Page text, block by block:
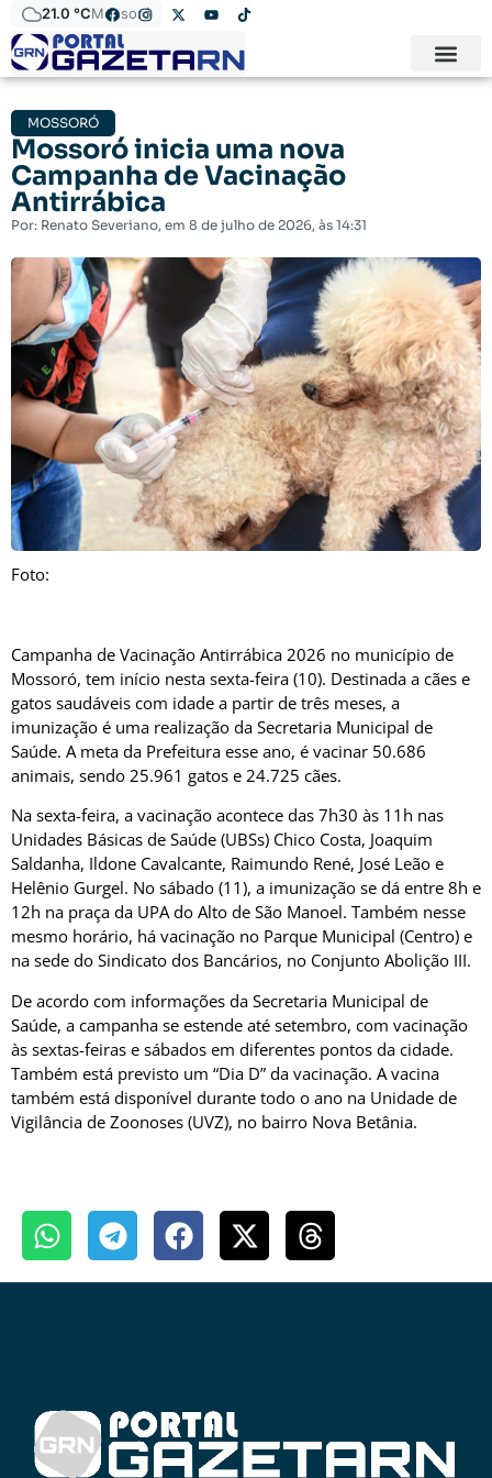
21.0 °CMossoró
MOSSORÓ
Mossoró inicia uma nova
Campanha de Vacinação
Antirrábica
Por: Renato Severiano, em 8 de julho de 2026, às 14:31
Foto:
Campanha de Vacinação Antirrábica 2026 no município de
Mossoró, tem início nesta sexta-feira (10). Destinada a cães e
gatos saudáveis com idade a partir de três meses, a
imunização é uma realização da Secretaria Municipal de
Saúde. A meta da Prefeitura esse ano, é vacinar 50.686
animais, sendo 25.961 gatos e 24.725 cães.
Na sexta-feira, a vacinação acontece das 7h30 às 11h nas
Unidades Básicas de Saúde (UBSs) Chico Costa, Joaquim
Saldanha, Ildone Cavalcante, Raimundo René, José Leão e
Helênio Gurgel. No sábado (11), a imunização se dá entre 8h e
12h na praça da UPA do Alto de São Manoel. Também nesse
mesmo horário, há vacinação no Parque Municipal (Centro) e
na sede do Sindicato dos Bancários, no Conjunto Abolição III.
De acordo com informações da Secretaria Municipal de
Saúde, a campanha se estende até setembro, com vacinação
às sextas-feiras e sábados em diferentes pontos da cidade.
Também está previsto um “Dia D” da vacinação. A vacina
também está disponível durante todo o ano na Unidade de
Vigilância de Zoonoses (UVZ), no bairro Nova Betânia.